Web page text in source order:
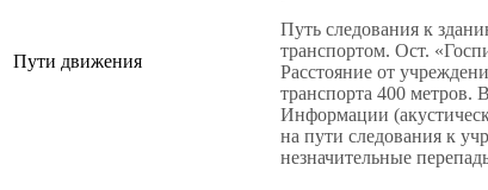
Пути движения
Путь следования к
транспортом. Ост.
Расстояние от
транспорта 400 метров.
Информации
на пути следования к
незначительные